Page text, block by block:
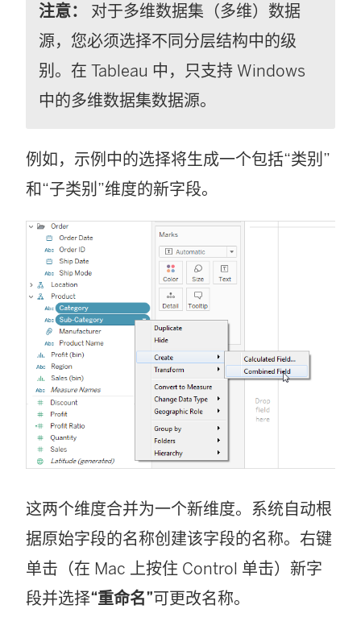
注意：
对于多维数据集（多维）数据
源，您必须选择不同分层结构中的级
别。在 Tableau 中，只支持 Windows
中的多维数据集数据源。
例如，示例中的选择将生成一个包括“类别”
和“子类别”维度的新字段。
这两个维度合并为一个新维度。系统自动根
据原始字段的名称创建该字段的名称。右键
单击（在 Mac 上按住 Control 单击）新字
段并选择“重命名”可更改名称。